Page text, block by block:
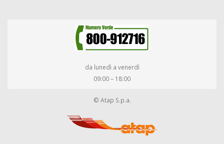
da lunedì a venerdì
09:00 – 18:00
© Atap S.p.a.